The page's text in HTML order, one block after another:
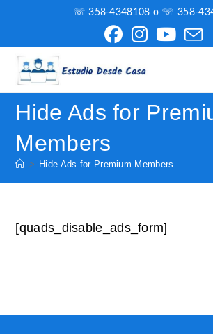
a
c
☏ 358-4348108 o ☏ 358-
Hide Ads for
Members
> Hide Ads for Premium Members
[quads_disable_ads_form]